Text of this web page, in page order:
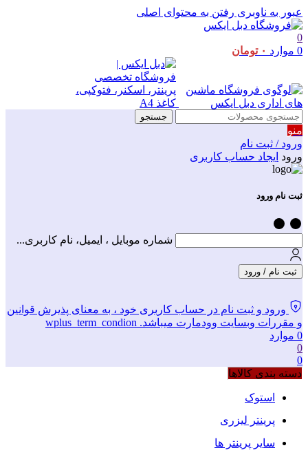
عبور به ناوبری رفتن به محتوای اصلی
0
0 موارد ۰ تومان
جستجو
منو
ورود / ثبت نام
ورود ایجاد حساب کاربری
ثبت نام ورود
شماره موبایل ، ایمیل، نام کاربری...
ثبت نام / ورود
ورود و ثبت نام در حساب کاربری خود ، به معنای پذیرش قوانین
و مقررات وبسایت وودمارت میباشد. wplus_term_condion
0 موارد
0
0
دسته بندی کالاها
استوک
پرینتر لیزری
سایر پرینتر ها